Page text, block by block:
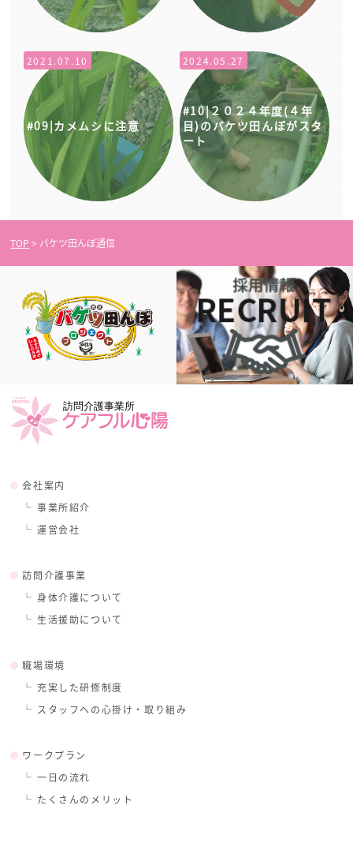
2021.07.10
カメムシに注意
2024.05.27
２０２４年度(４年
目)のバケツ田んぼがスタ
ート
TOP > バケツ田んぼ通信
会社案内
事業所紹介
運営会社
訪問介護事業
身体介護について
生活援助について
職場環境
充実した研修制度
スタッフへの心掛け・取り組み
ワークプラン
一日の流れ
たくさんのメリット